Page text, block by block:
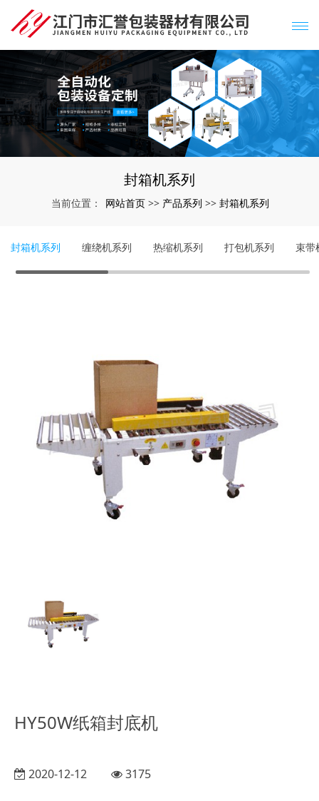
封箱机系列
当前位置： 网站首页 >> 产品系列 >> 封箱机系列
封箱机系列 缠绕机系列 热缩机系列 打包机系列 束带
HY50W纸箱封底机
2020-12-12 3175